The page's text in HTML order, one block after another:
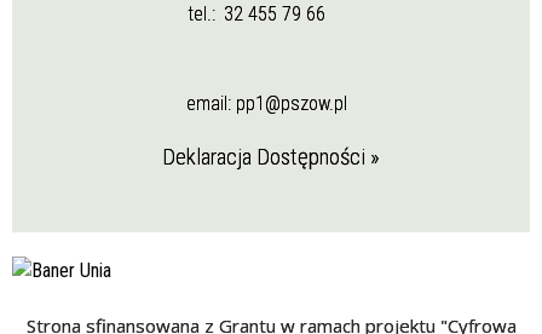
tel.: 32 455 79 66
email: pp1@pszow.pl
Deklaracja Dostępności »
Strona sfinansowana z Grantu w ramach projektu "Cyfrowa